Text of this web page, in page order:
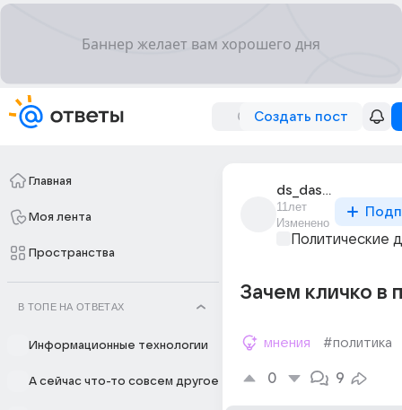
Создать пост
Главная
Моя лента
Пространства
В ТОПЕ НА ОТВЕТАХ
Информационные технологии
А сейчас что-то совсем другое
ds_dasd_10
11лет
Изменено
Политические
Зачем кличко в
мнения #политика
0 9